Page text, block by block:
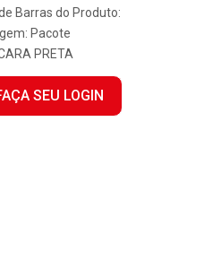
Barras do Produto:
Pacote
PRETA
SEU LOGIN